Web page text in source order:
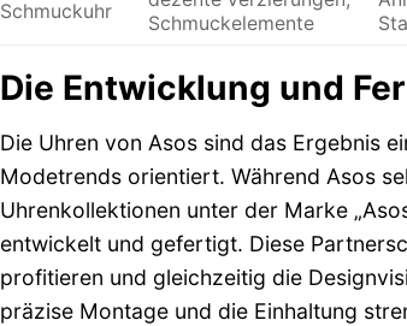
Schmuckuhr
Schmuckelemente
Die Entwicklung und
Die Uhren von Asos sind das Ergebnis
Modetrends orientiert. Während Asos
Uhrenkollektionen unter der Marke
entwickelt und gefertigt. Diese
profitieren und gleichzeitig die
präzise Montage und die Einhaltung